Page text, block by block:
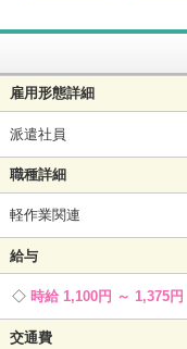
雇用形態詳細
派遣社員
職種詳細
軽作業関連
給与
時給 1,100円 ～ 1,375円
交通費